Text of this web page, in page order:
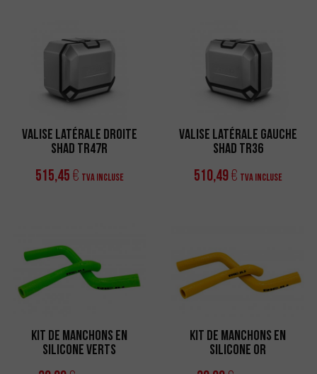
Valise Latérale Droite
Shad TR47R
515,45 € TVA incluse
Valise Latérale Gauche
Shad TR36
510,49€ TVA incluse
Kit de manchons en
silicone verts
Kit de manchons en
silicone or